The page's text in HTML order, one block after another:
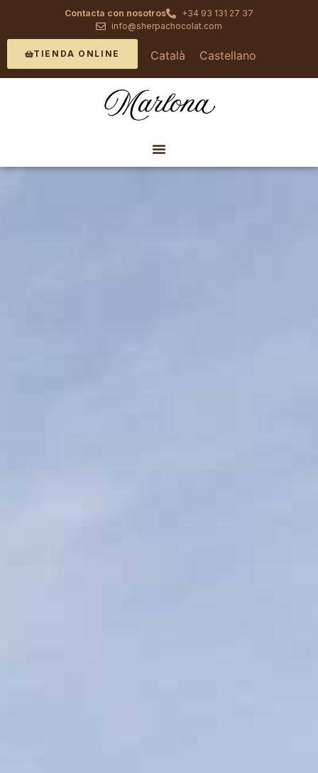
Contacta con nosotros
+34 93 131 27 37
info@sherpachocolat.com
TIENDA ONLINE Català Castellano